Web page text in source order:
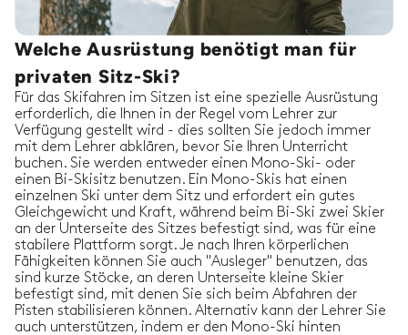
Welche Ausrüstung benötigt man für
privaten Sitz-Ski?
Für das Skifahren im Sitzen ist eine spezielle Ausrüstung
erforderlich, die Ihnen in der Regel vom Lehrer zur
Verfügung gestellt wird - dies sollten Sie jedoch immer
mit dem Lehrer abklären, bevor Sie Ihren Unterricht
buchen. Sie werden entweder einen Mono-Ski- oder
einen Bi-Skisitz benutzen. Ein Mono-Skis hat einen
einzelnen Ski unter dem Sitz und erfordert ein gutes
Gleichgewicht und Kraft, während beim Bi-Ski zwei Skier
an der Unterseite des Sitzes befestigt sind, was für eine
stabilere Plattform sorgt. Je nach Ihren körperlichen
Fähigkeiten können Sie auch "Ausleger" benutzen, das
sind kurze Stöcke, an deren Unterseite kleine Skier
befestigt sind, mit denen Sie sich beim Abfahren der
Pisten stabilisieren können. Alternativ kann der Lehrer Sie
auch unterstützen, indem er den Mono-Ski hinten